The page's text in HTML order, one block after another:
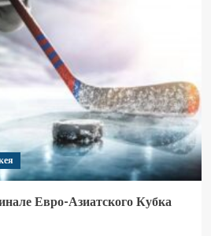
Евро-Азиатского Кубка